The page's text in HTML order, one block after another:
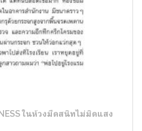
ในห้วงมืดสนิทไม่มิดแสง